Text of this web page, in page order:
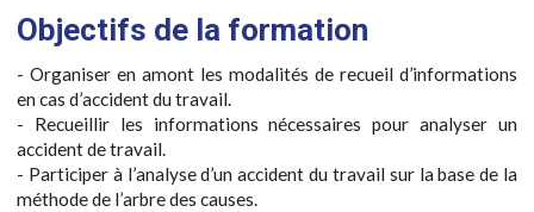
Objectifs de la formation
- Organiser en amont les modalités de recueil d’informations
en cas d’accident du travail.
- Recueillir les informations nécessaires pour analyser un
accident de travail.
- Participer à l’analyse d’un accident du travail sur la base de la
méthode de l’arbre des causes.